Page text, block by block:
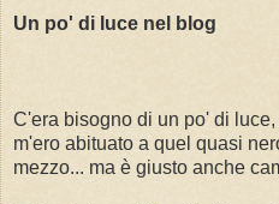
Un po' di luce nel blog
C'era bisogno di un po' di
m'ero abituato a quel quasi
mezzo... ma è giusto anche